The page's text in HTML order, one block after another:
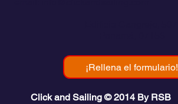
Click and Sailing © 2014 By RSB
¡Rellena el formulario!